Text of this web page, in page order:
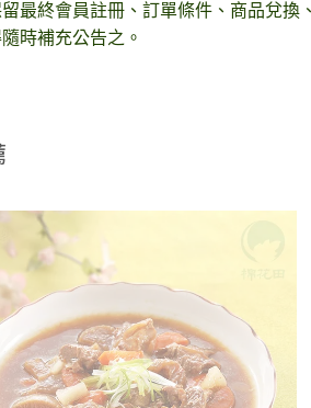
最終會員註冊、訂單條件、商品兌
時補充公告之。